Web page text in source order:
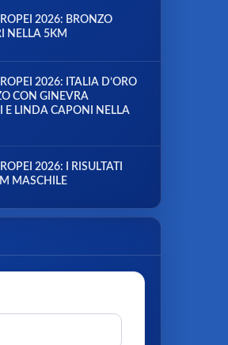
2026: BRONZO
NELLA 5KM
2026: ITALIA D’ORO
CON GINEVRA
E LINDA CAPONI NELLA
2026: I RISULTATI
MASCHILE